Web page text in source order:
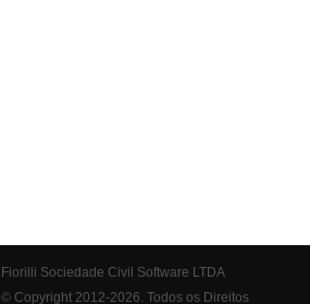
Fiorilli Sociedade Civil Software LTDA
© Copyright 2012-2026. Todos os Direitos